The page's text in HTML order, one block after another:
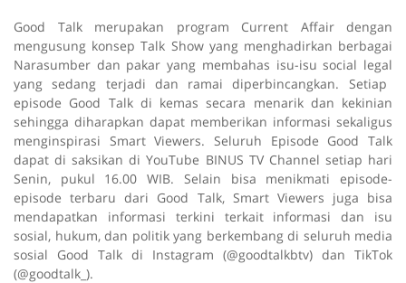
Good Talk merupakan program Current Affairdengan
mengusung konsepTalk Showyang menghadirkan berbagai
Narasumber dan pakar yang membahas isu-isusocial legal
yang sedang terjadi dan ramai diperbincangkan. Setiap
episode Good Talk di kemas secara menarik dan kekinian
sehingga diharapkan dapat memberikan informasi sekaligus
menginspirasi Smart Viewers. Seluruh Episode Good Talk
dapat di saksikan di YouTube BINUS TV Channel setiap hari
Senin, pukul 16.00 WIB. Selain bisa menikmati episode-
episode terbaru dari Good Talk, Smart Viewers juga bisa
mendapatkan informasi terkini terkait informasi dan isu
sosial, hukum, dan politik yang berkembang di seluruh media
sosial Good Talk di Instagram (@goodtalkbtv) dan TikTok
(@goodtalk_).